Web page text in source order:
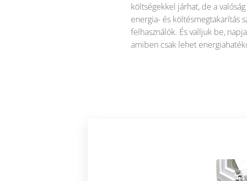
költségekkel járhat, de a
energia- és költésmegtakarítás
felhasználók. És valljuk be,
amiben csak lehet